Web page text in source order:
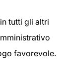
tutti gli altri
favorevole.